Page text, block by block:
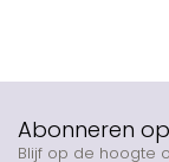
Abonneren
Blijf op de hoogte